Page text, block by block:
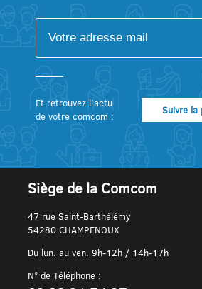
Et retrouvez l’actu
de votre comcom :
Suivre la
Siège de la Comcom
47 rue Saint-Barthélémy
54280 CHAMPENOUX
Du lun. au ven. 9h-12h / 14h-17h
N° de Téléphone :